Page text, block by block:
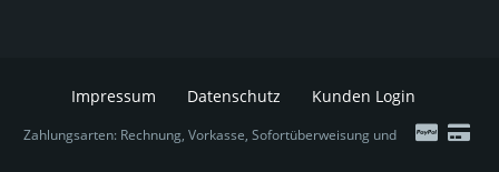
Impressum Datenschutz Kunden Login
Zahlungsarten: Rechnung, Vorkasse, Sofortüberweisung und